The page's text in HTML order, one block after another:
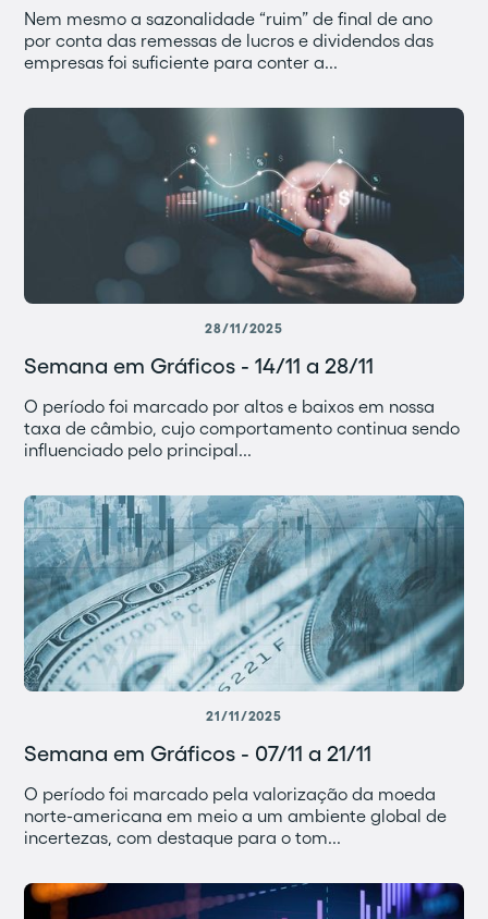
Nem mesmo a sazonalidade “ruim” de final de ano
por conta das remessas de lucros e dividendos das
empresas foi suficiente para conter a...
28/11/2025
Semana em Gráficos - 14/11 a 28/11
O período foi marcado por altos e baixos em nossa
taxa de câmbio, cujo comportamento continua sendo
influenciado pelo principal...
21/11/2025
Semana em Gráficos - 07/11 a 21/11
O período foi marcado pela valorização da moeda
norte-americana em meio a um ambiente global de
incertezas, com destaque para o tom...